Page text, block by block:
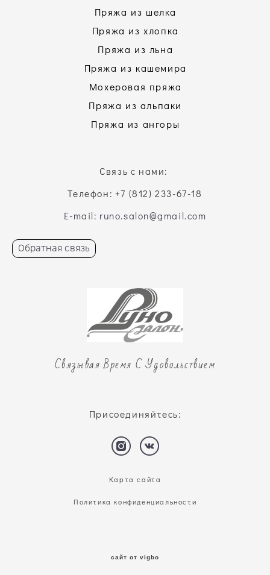
Пряжа из шелка
Пряжа из хлопка
Пряжа из льна
Пряжа из кашемира
Мохеровая пряжа
Пряжа из альпаки
Пряжа из ангоры
Связь с нами:
Телефон: +7 (812) 233-67-18
E-mail: runo.salon@gmail.com
Обратная связь
Связывая Время С Удовольствием
Присоединяйтесь:
Карта сайта
Политика конфиденциальности
сайт от vigbo